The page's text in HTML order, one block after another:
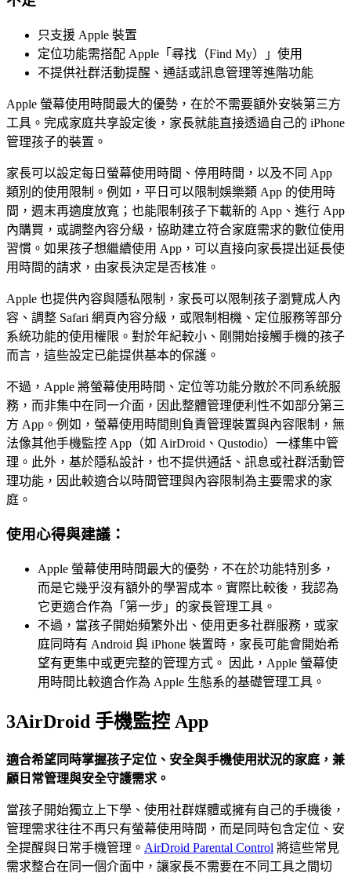
只支援 Apple 裝置
定位功能需搭配 Apple「尋找（Find My）」使用
不提供社群活動提醒、通話或訊息管理等進階功能
Apple 螢幕使用時間最大的優勢，在於不需要額外安裝第三方
工具。完成家庭共享設定後，家長就能直接透過自己的 iPhone
管理孩子的裝置。
家長可以設定每日螢幕使用時間、停用時間，以及不同 App
類別的使用限制。例如，平日可以限制娛樂類 App 的使用時
間，週末再適度放寬；也能限制孩子下載新的 App、進行 App
內購買，或調整內容分級，協助建立符合家庭需求的數位使用
習慣。如果孩子想繼續使用 App，可以直接向家長提出延長使
用時間的請求，由家長決定是否核准。
Apple 也提供內容與隱私限制，家長可以限制孩子瀏覽成人內
容、調整 Safari 網頁內容分級，或限制相機、定位服務等部分
系統功能的使用權限。對於年紀較小、剛開始接觸手機的孩子
而言，這些設定已能提供基本的保護。
不過，Apple 將螢幕使用時間、定位等功能分散於不同系統服
務，而非集中在同一介面，因此整體管理便利性不如部分第三
方 App。例如，螢幕使用時間則負責管理裝置與內容限制，無
法像其他手機監控 App（如 AirDroid、Qustodio）一樣集中管
理。此外，基於隱私設計，也不提供通話、訊息或社群活動管
理功能，因此較適合以時間管理與內容限制為主要需求的家
庭。
使用心得與建議：
Apple 螢幕使用時間最大的優勢，不在於功能特別多，
而是它幾乎沒有額外的學習成本。實際比較後，我認為
它更適合作為「第一步」的家長管理工具。
不過，當孩子開始頻繁外出、使用更多社群服務，或家
庭同時有 Android 與 iPhone 裝置時，家長可能會開始希
望有更集中或更完整的管理方式。 因此，Apple 螢幕使
用時間比較適合作為 Apple 生態系的基礎管理工具。
3AirDroid 手機監控 App
適合希望同時掌握孩子定位、安全與手機使用狀況的家庭，兼
顧日常管理與安全守護需求。
當孩子開始獨立上下學、使用社群媒體或擁有自己的手機後，
管理需求往往不再只有螢幕使用時間，而是同時包含定位、安
全提醒與日常手機管理。 AirDroid Parental Control 將這些常見
需求整合在同一個介面中，讓家長不需要在不同工具之間切